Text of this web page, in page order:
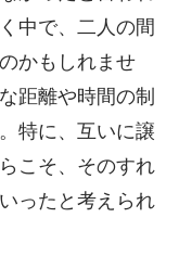
中で、二人の間
かもしれませ
距離や時間の制
特に、互いに譲
こそ、そのすれ
ったと考えられ